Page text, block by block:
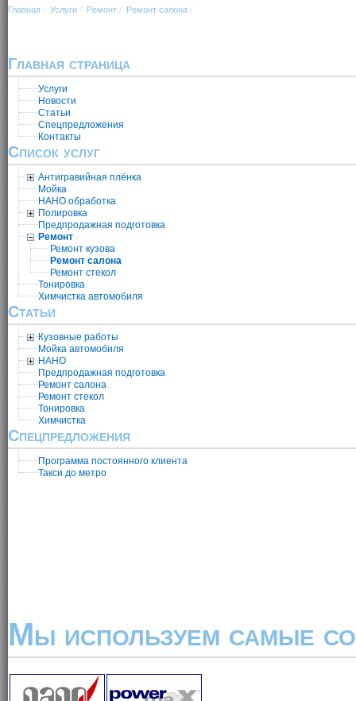
Главная / Услуги / Ремонт / Ремонт салона /
Главная страница
Услуги
Новости
Статьи
Спецпредложения
Контакты
Список услуг
Антигравийная плёнка
Мойка
НАНО обработка
Полировка
Предпродажная подготовка
Ремонт
Ремонт кузова
Ремонт салона
Ремонт стекол
Тонировка
Химчистка автомобиля
Статьи
Кузовные работы
Мойка автомобиля
НАНО
Предпродажная подготовка
Ремонт салона
Ремонт стекол
Тонировка
Химчистка
Спецпредложения
Программа постоянного клиента
Такси до метро
Мы используем самые